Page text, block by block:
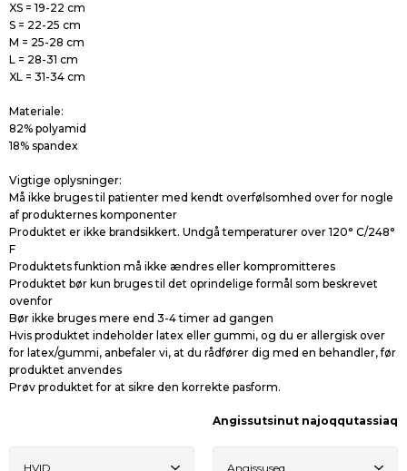
XS = 19-22 cm
S = 22-25 cm
M = 25-28 cm
L = 28-31 cm
XL = 31-34 cm
Materiale:
82% polyamid
18% spandex
Vigtige oplysninger:
Må ikke bruges til patienter med kendt overfølsomhed over for nogle
af produkternes komponenter
Produktet er ikke brandsikkert. Undgå temperaturer over 120° C/248°
F
Produktets funktion må ikke ændres eller kompromitteres
Produktet bør kun bruges til det oprindelige formål som beskrevet
ovenfor
Bør ikke bruges mere end 3-4 timer ad gangen
Hvis produktet indeholder latex eller gummi, og du er allergisk over
for latex/gummi, anbefaler vi, at du rådfører dig med en behandler, før
produktet anvendes
Prøv produktet for at sikre den korrekte pasform.
Angissutsinut najoqqutassiaq